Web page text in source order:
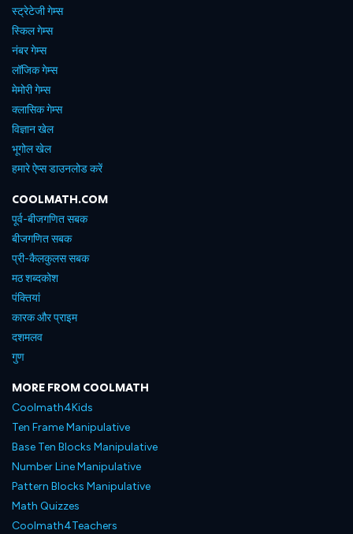
स्ट्रेटेजी गेम्स
स्किल गेम्स
नंबर गेम्स
लॉजिक गेम्स
मेमोरी गेम्स
क्लासिक गेम्स
विज्ञान खेल
भूगोल खेल
हमारे ऐप्स डाउनलोड करें
COOLMATH.COM
पूर्व-बीजगणित सबक
बीजगणित सबक
प्री-कैलकुलस सबक
मठ शब्दकोश
पंक्तियां
कारक और प्राइम
दशमलव
गुण
MORE FROM COOLMATH
Coolmath4Kids
Ten Frame Manipulative
Base Ten Blocks Manipulative
Number Line Manipulative
Pattern Blocks Manipulative
Math Quizzes
Coolmath4Teachers